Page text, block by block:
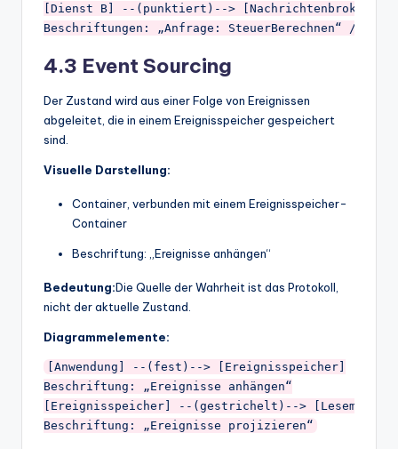
[Dienst B] --(punktiert)--> [Nachrichtenbroker]
4.3 Event Sourcing
Der Zustand wird aus einer Folge von Ereignissen
abgeleitet, die in einem Ereignisspeicher gespeichert
sind.
Visuelle Darstellung:
Container, verbunden mit einem Ereignisspeicher-
Container
Beschriftung: „Ereignisse anhängen“
Bedeutung:Die Quelle der Wahrheit ist das Protokoll,
nicht der aktuelle Zustand.
Diagrammelemente:
[Anwendung] --(fest)--> [Ereignisspeicher]
Beschriftung: „Ereignisse anhängen“
[Ereignisspeicher] --(gestrichelt)-->